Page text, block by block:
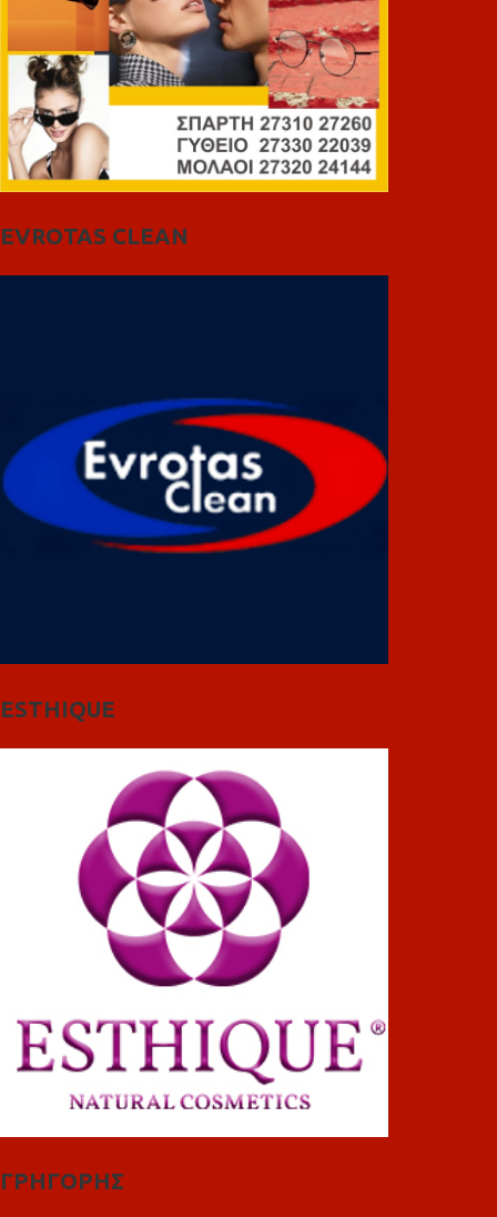
EVROTAS CLEAN
ESTHIQUE
ΓΡΗΓΟΡΗΣ